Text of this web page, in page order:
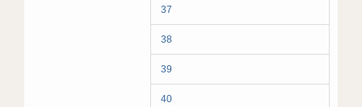
37
38
39
40